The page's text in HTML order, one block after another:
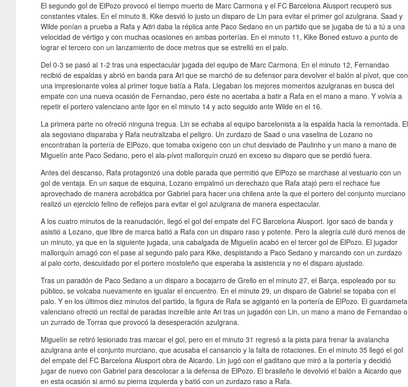
El segundo gol de ElPozo provocó el tiempo muerto de Marc Carmona y el FC Barcelona Alusport recuperó sus
constantes vitales. En el minuto 8, Kike desvió lo justo un disparo de Lin para evitar el primer gol azulgrana. Saad y
Wilde ponían a prueba a Rafa y Adri daba la réplica ante Paco Sedano en un partido que se jugaba de tú a tú a una
velocidad de vértigo y con muchas ocasiones en ambas porterías. En el minuto 11, Kike Boned estuvo a punto de
lograr el tercero con un lanzamiento de doce metros que se estrelló en el palo.
Del 0-3 se pasó al 1-2 tras una espectacular jugada del equipo de Marc Carmona. En el minuto 12, Fernandao
recibió de espaldas y abrió en banda para Ari que se marchó de su defensor para devolver el balón al pívot, que con
una impresionante volea al primer toque batía a Rafa. Llegaban los mejores momentos azulgranas en busca del
empate con una nueva ocasión de Fernandao, pero éste no acertaba a batir a Rafa en el mano a mano. Y volvía a
repetir el portero valenciano ante Igor en el minuto 14 y acto seguido ante Wilde en el 16.
La primera parte no ofreció ninguna tregua. Lin se echaba al equipo barcelonista a la espalda hacia la remontada. El
ala segoviano disparaba y Rafa neutralizaba el peligro. Un zurdazo de Saad o una vaselina de Lozano no
encontraban la portería de ElPozo, que tomaba oxígeno con un chut desviado de Paulinho y un mano a mano de
Miguelín ante Paco Sedano, pero el ala-pívot mallorquín cruzó en exceso su disparo que se perdió fuera.
Antes del descanso, Rafa protagonizó una doble parada que permitió que ElPozo se marchase al vestuario con un
gol de ventaja. En un saque de esquina, Lozano empalmó un derechazo que Rafa atajó pero el rechace fue
aprovechado de manera acrobática por Gabriel para hacer una chilena ante la que el portero del conjunto murciano
realizó un ejercicio felino de reflejos para evitar el gol azulgrana de manera espectacular.
A los cuatro minutos de la reanudación, llegó el gol del empate del FC Barcelona Alusport. Igor sacó de banda y
asistió a Lozano, que libre de marca batió a Rafa con un disparo raso y potente. Pero la alegría culé duró menos de
un minuto, ya que en la siguiente jugada, una cabalgada de Miguelín acabó en el tercer gol de ElPozo. El jugador
mallorquín amagó con el pase al segundo palo para Kike, despistando a Paco Sedano y marcando con un zurdazo
al palo corto, descuidado por el portero mostoleño que esperaba la asistencia y no el disparo ajustado.
Tras un paradón de Paco Sedano a un disparo a bocajarro de Grello en el minuto 27, el Barça, espoleado por su
público, se volcaba nuevamente en igualar el encuentro. En el minuto 29, un disparo de Gabriel se topaba con el
palo. Y en los últimos diez minutos del partido, la figura de Rafa se agigantó en la portería de ElPozo. El guardameta
valenciano ofreció un recital de paradas increíble ante Ari tras un jugadón con Lin, un mano a mano de Fernandao o
un zurrado de Torras que provocó la desesperación azulgrana.
Miguelín se retiró lesionado tras marcar el gol, pero en el minuto 31 regresó a la pista para frenar la avalancha
azulgrana ante el conjunto murciano, que acusaba el cansancio y la falta de rotaciones. En el minuto 35 llegó el gol
del empate del FC Barcelona Alusport obra de Aicardo. Lin jugó con el gaditano que miró a la portería y decidió
jugar de nuevo con Gabriel para descolocar a la defensa de ElPozo. El brasileño le devolvió el balón a Aicardo que
en esta ocasión si armó su pierna izquierda y batió con un zurdazo raso a Rafa.